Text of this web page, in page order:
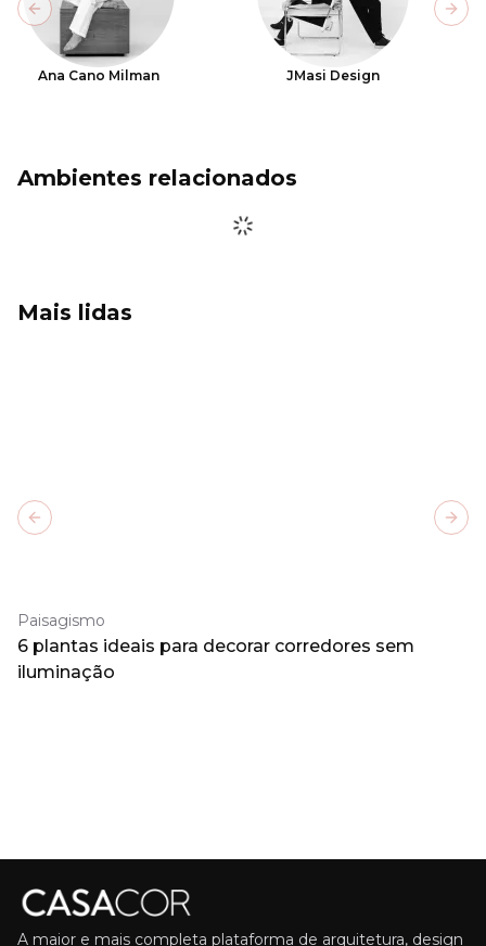
Ana Cano Milman JMasi Design
Previous slide
Ambientes relacionados
Mais lidas
Paisagismo
6 plantas ideais para decorar corredores sem
iluminação
Previous slide
A maior e mais completa plataforma de arquitetura, design